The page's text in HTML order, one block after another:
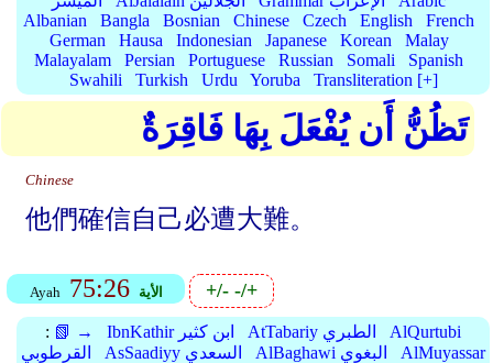
Albanian
Bangla Bosnian Chinese Czech English
French
German
Hausa Indonesian Japanese Korean
Malay
Malayalam
Persian Portuguese Russian Somali
Spanish
Swahili
Turkish Urdu Yoruba Transliteration [+]
تَظُنُّ أَن يُفْعَلَ بِهَا فَاقِرَةٌ
Chinese
他們確信自己必遭大難。
Ayah 75:26 الأية +/--/+
: 📗 → IbnKathir ابن كثير AtTabariy الطبري
AlQurtubi
القرطوبي
AsSaadiyy السعدي AlBaghawi البغوي
AlMuyassar